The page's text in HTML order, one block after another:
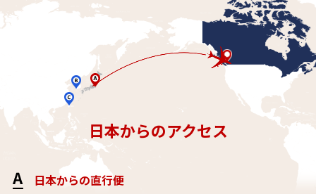
日本からのアクセス
日本からの直行便